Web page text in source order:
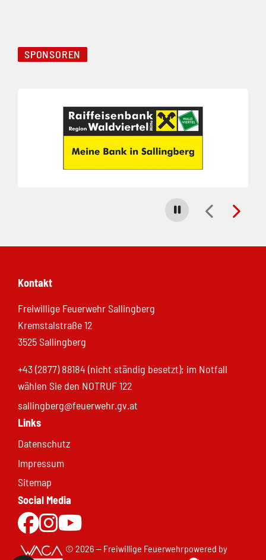
SPONSOREN
Carousel stoppen
Kontakt
Freiwillige Feuerwehr Sallingberg
Kremstalstraße 12
3525 Sallingberg
+43 (2877) 88184 (nicht ständig besetzt); im Notfall
wählen Sie den NOTRUF 122
sallingberg@feuerwehr.gv.at
Links
Datenschutz
Impressum
Sitemap
Social Media
Zur Facebookseite
Zu Instgram
© 2026 — Freiwillige Feuerwehrpowered by